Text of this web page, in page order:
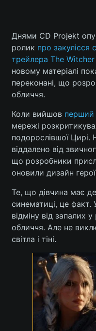
Головна
Україна
Економіка
Спорт
Техно і зв'язок
Зброя
Здоров'я
Цікавинки
Екологія
Лонгріди
Відео з Youtube
Інтерв'ю
Днями CD Projekt
ролик про закулісся
трейлера The
новому матеріалі
переконані, що
обличчя.
Коли вийшов перший
мережі
подорослівшої Цирі.
віддалено від
що розробники
оновили дизайн
Те, що дівчина має
синематиці, це факт.
відміну від запалих
обличчя. Але не
світла і тіні.